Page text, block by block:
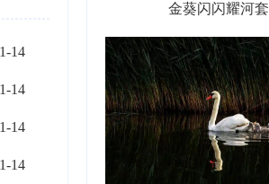
14
14
14
14
金葵闪闪耀河套